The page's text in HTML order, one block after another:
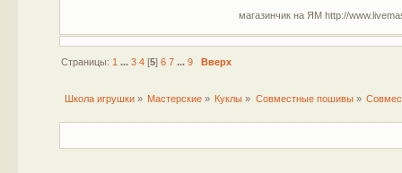
магазинчик на ЯМ http://
Страницы: 1 ... 3 4[5] 6 7 ... 9 Вверх
Школа игрушки» Мастерские » Куклы » Совместные пошивы»